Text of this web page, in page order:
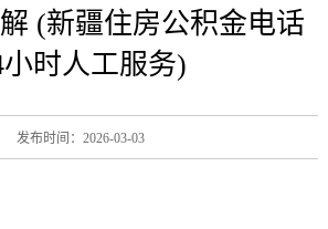
(新疆住房公积金电话
小时人工服务)
发布时间：2026-03-03